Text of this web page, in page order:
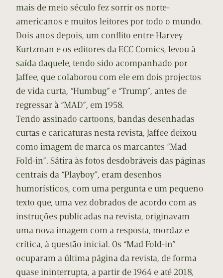
mais de meio século fez sorrir os norte-
americanos e muitos leitores por todo o mundo.
Dois anos depois, um conflito entre Harvey
Kurtzman e os editores da ECC Comics, levou à
saída daquele, tendo sido acompanhado por
Jaffee, que colaborou com ele em dois projectos
de vida curta, “Humbug” e “Trump”, antes de
regressar à “MAD”, em 1958.
Tendo assinado cartoons, bandas desenhadas
curtas e caricaturas nesta revista, Jaffee deixou
como imagem de marca os marcantes “Mad
Fold-in”. Sátira às fotos desdobráveis das páginas
centrais da “Playboy”, eram desenhos
humorísticos, com uma pergunta e um pequeno
texto que, uma vez dobrados de acordo com as
instruções publicadas na revista, originavam
uma nova imagem com a resposta, mordaz e
crítica, à questão inicial. Os “Mad Fold-in”
ocuparam a última página da revista, de forma
quase ininterrupta, a partir de 1964 e até 2018,